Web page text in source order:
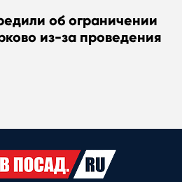
об ограничении
из-за проведения